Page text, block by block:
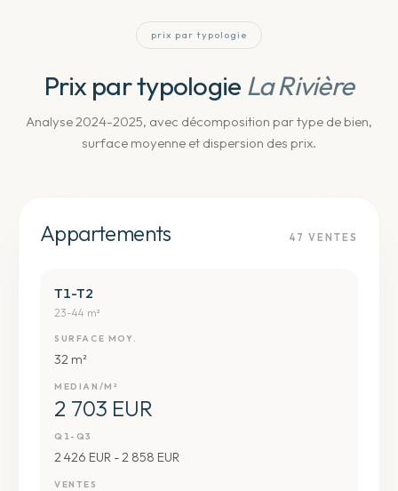
prix par typologie
Prix par typologie La Rivière
Analyse 2024-2025, avec décomposition par type de bien,
surface moyenne et dispersion des prix.
Appartements 47 VENTES
T1-T2
23-44 m²
SURFACE MOY.
32 m²
MEDIAN/M²
2 703 EUR
Q1-Q3
2 426 EUR - 2 858 EUR
VENTES